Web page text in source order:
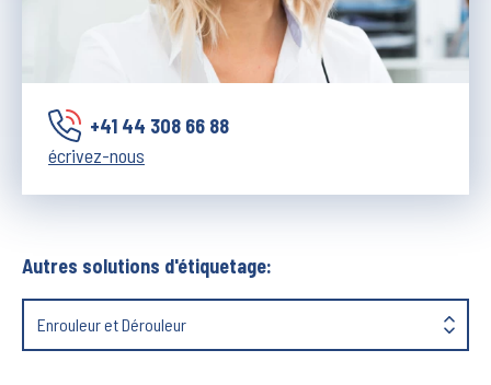
+41 44 308 66 88
écrivez-nous
Autres solutions d'étiquetage:
Enrouleur et Dérouleur